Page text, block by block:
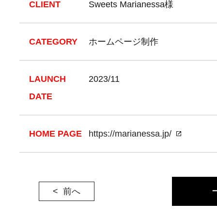
CLIENT Sweets Marianessa様
CATEGORY ホームページ制作
LAUNCH
DATE
2023/11
HOME PAGE https://marianessa.jp/
前へ